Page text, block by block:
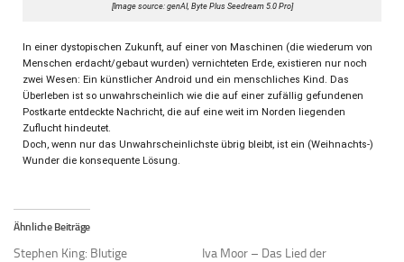
[Image source: genAI, Byte Plus Seedream 5.0 Pro]
In einer dystopischen Zukunft, auf einer von Maschinen (die wiederum von
Menschen erdacht/gebaut wurden) vernichteten Erde, existieren nur noch
zwei Wesen: Ein künstlicher Android und ein menschliches Kind. Das
Überleben ist so unwahrscheinlich wie die auf einer zufällig gefundenen
Postkarte entdeckte Nachricht, die auf eine weit im Norden liegenden
Zuflucht hindeutet.
Doch, wenn nur das Unwahrscheinlichste übrig bleibt, ist ein (Weihnachts-)
Wunder die konsequente Lösung.
Ähnliche Beiträge
Stephen King: Blutige
Iva Moor – Das Lied der